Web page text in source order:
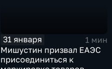
31 января
1 мин
Мишустин призвал ЕАЭС
присоединиться к